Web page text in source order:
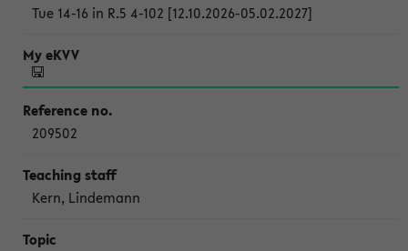
Tue 14-16 in R.5 4-102 [12.10.2026-05.02.2027]
209502
Kern, Lindemann